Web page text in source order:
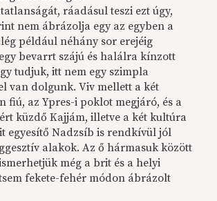
ráadásul teszi ezt úgy,
nem ábrázolja egy az egyben a
például néhány sor erejéig
bevarrt szájú és halálra kínzott
tudjuk, itt nem egy szimpla
van dolgunk. Viv mellett a két
fiú, az Ypres-i poklot megjáró, és a
küzdő Kajjám, illetve a két kultúra
egyesítő Nadzsíb is rendkívül jól
alakok. Az ő hármasuk között
még a brit és a helyi
fekete-fehér módon ábrázolt